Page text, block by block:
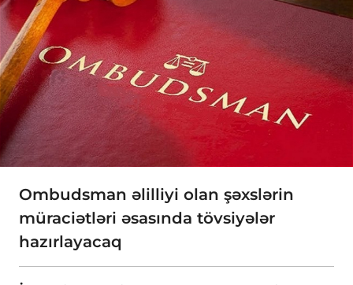
Ombudsman əlilliyi olan şəxslərin
müraciətləri əsasında tövsiyələr
hazırlayacaq